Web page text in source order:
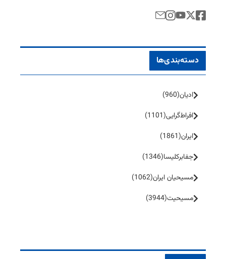
دسته‌بندی‌ها
ادیان(960)
افراط‌گرایی(1101)
ایران(1861)
جفا‌بر‌کلیسا(1346)
مسیحیان ایران(1062)
مسیحیت(3944)